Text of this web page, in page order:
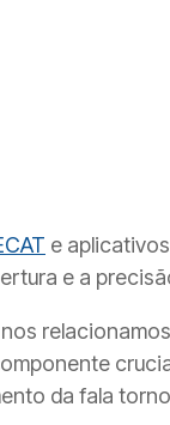
e
e a
da fala